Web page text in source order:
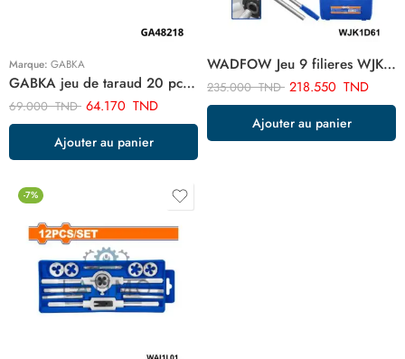
Marque: GABKA
GABKA jeu de taraud 20 pcs GA48218
69.000TND 64.170 TND
Ajouter au panier
WADFOW Jeu 9 filieres WJK1D61
235.000TND 218.550 TND
Ajouter au panier
-7%